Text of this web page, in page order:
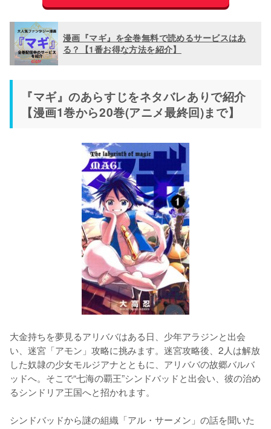
漫画『マギ』を全巻無料で読めるサービスはあ
る？【1番お得な方法を紹介】
『マギ』のあらすじをネタバレありで紹介
【漫画1巻から20巻(アニメ最終回)まで】
大金持ちを夢見るアリババはある日、少年アラジンと出会
い、迷宮「アモン」攻略に挑みます。迷宮攻略後、2人は解放
した奴隷の少女モルジアナとともに、アリババの故郷バルバ
ッドへ。そこで“七海の覇王”シンドバッドと出会い、彼の治め
るシンドリア王国へと招かれます。
シンドバッドから謎の組織「アル・サーメン」の話を聞いた